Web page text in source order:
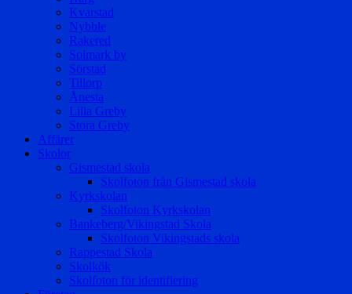
Kvarstad
Nybble
Rakered
Solmark by
Sörstad
Tillorp
Ånesta
Lilla Greby
Stora Greby
Affärer
Skolor
Gismestad skola
Skolfoton från Gismestad skola
Kyrkskolan
Skolfoton Kyrkskolan
Bankeberg/Vikingstad Skola
Skolfoton Vikingstads skola
Rappestad Skola
Skolkök
Skolfoton för identifiering